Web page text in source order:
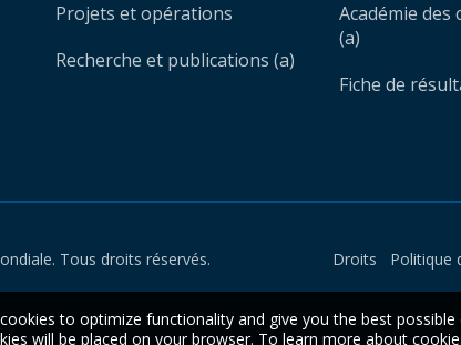
Projets et opérations
Recherche et publications (a)
Académie des
(a)
Fiche de
Tous droits réservés. Droits Politique
to optimize functionality and give you the best
will be placed on your browser. To learn more about